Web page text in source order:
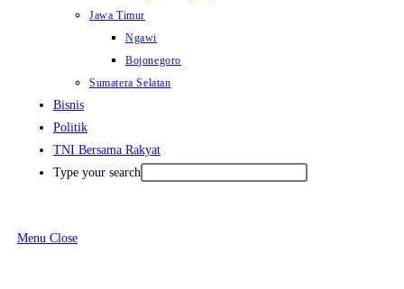
Jawa Timur
Ngawi
Bojonegoro
Sumatera Selatan
Bisnis
Politik
TNI Bersama Rakyat
Type your search
Menu Close